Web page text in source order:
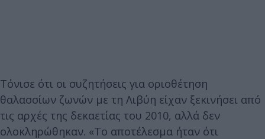
Τόνισε ότι οι συζητήσεις για οριοθέτηση
θαλασσίων ζωνών με τη Λιβύη είχαν ξεκινήσει από
τις αρχές της δεκαετίας του 2010, αλλά δεν
ολοκληρώθηκαν. «Το αποτέλεσμα ήταν ότι